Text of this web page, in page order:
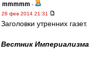
mmmmm -
28 фев 2014 21:31
Заголовки утренних газет.
Вестник Империализма